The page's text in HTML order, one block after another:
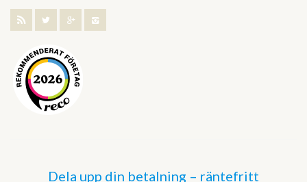
Dela upp din betalning – räntefritt